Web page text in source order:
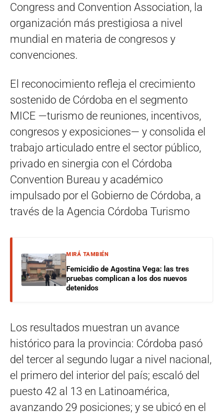
Congress and Convention Association, la
organización más prestigiosa a nivel
mundial en materia de congresos y
convenciones.
El reconocimiento refleja el crecimiento
sostenido de Córdoba en el segmento
MICE —turismo de reuniones, incentivos,
congresos y exposiciones— y consolida el
trabajo articulado entre el sector público,
privado en sinergia con el Córdoba
Convention Bureau y académico
impulsado por el Gobierno de Córdoba, a
través de la Agencia Córdoba Turismo
MIRÁ TAMBIÉN
Femicidio de Agostina Vega: las tres
pruebas complican a los dos nuevos
detenidos
Los resultados muestran un avance
histórico para la provincia: Córdoba pasó
del tercer al segundo lugar a nivel nacional,
el primero del interior del país; escaló del
puesto 42 al 13 en Latinoamérica,
avanzando 29 posiciones; y se ubicó en el